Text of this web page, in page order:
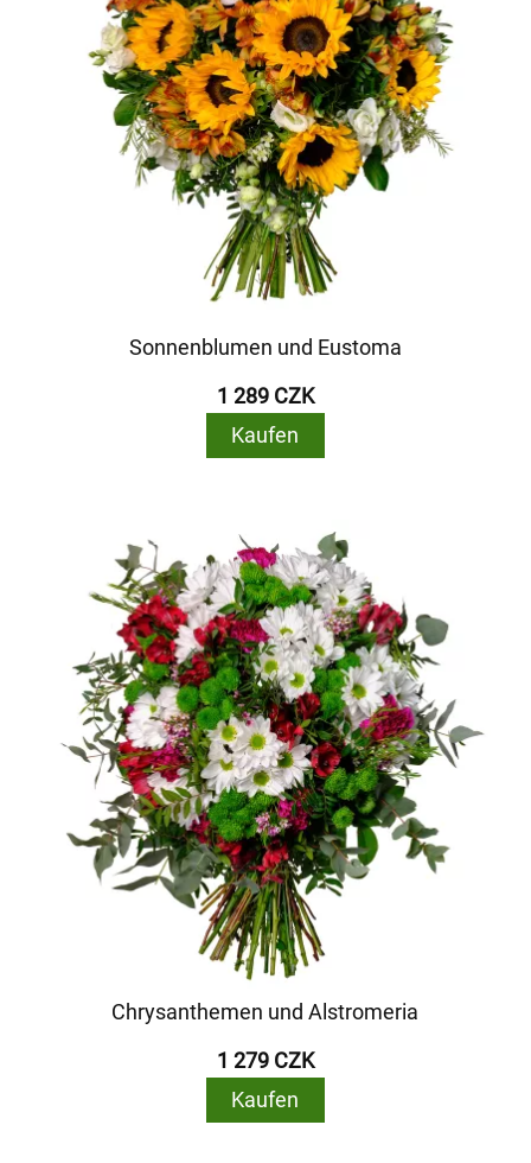
Sonnenblumen und Eustoma
1 289 CZK
Kaufen
Chrysanthemen und Alstromeria
1 279 CZK
Kaufen